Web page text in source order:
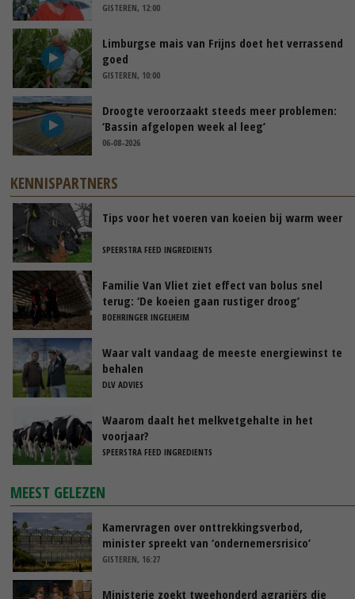
GISTEREN, 12:00
Limburgse mais van Frijns doet het verrassend
goed
GISTEREN, 10:00
Droogte veroorzaakt steeds meer problemen:
‘Bassin afgelopen week al leeg’
06-08-2026
KENNISPARTNERS
Tips voor het voeren van koeien bij warm weer
SPEERSTRA FEED INGREDIENTS
Familie Van Vliet ziet effect van bolus snel
terug: ‘De koeien gaan rustiger droog’
BOEHRINGER INGELHEIM
Waar valt vandaag de meeste energiewinst te
behalen
DLV ADVIES
Waarom daalt het melkvetgehalte in het
voorjaar?
SPEERSTRA FEED INGREDIENTS
MEEST GELEZEN
Kamervragen over onttrekkingsverbod,
minister spreekt van ‘ondernemersrisico’
GISTEREN, 16:27
Ministerie zoekt tweehonderd agrariërs die